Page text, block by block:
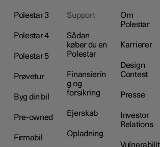
Polestar 3
Polestar 4
Polestar 5
Prøvetur
Byg din bil
Pre-owned
Firmabil
Support
Sådan
køber du en
Polestar
Finansierin
g og
forsikring
Ejerskab
Opladning
Om
Polestar
Karrierer
Design
Contest
Presse
Investor
Relations
Vulnerabilit